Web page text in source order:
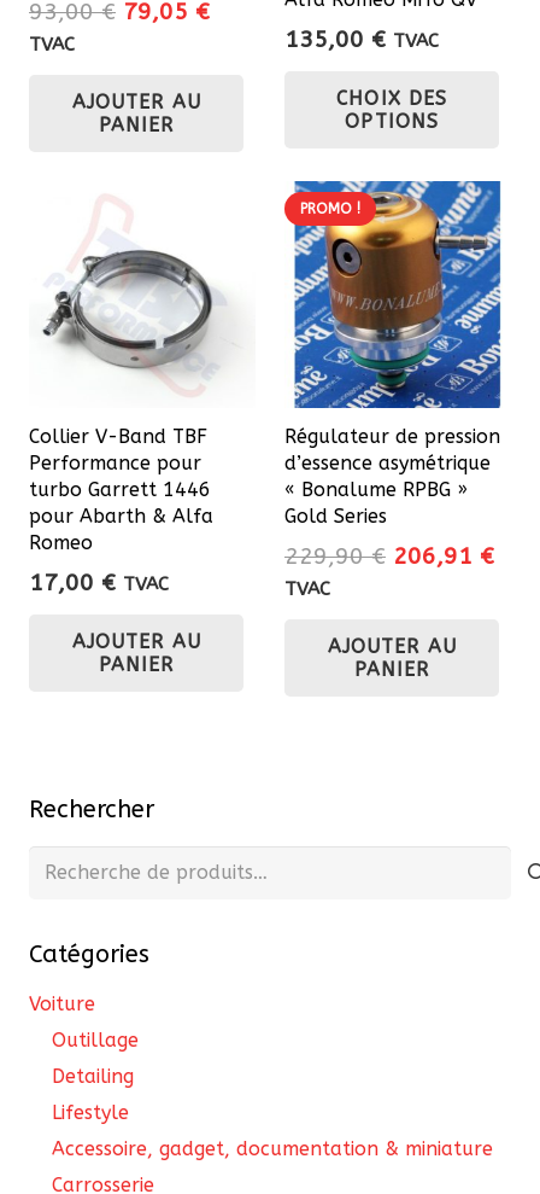
93,00€ Le
était :
93,00 €.
79,05 €Le
TVAC
AJOUTER AU
PANIER
135,00 € TVAC
CHOIX DES
OPTIONS
Collier V-Band TBF
Performance pour
turbo Garrett 1446
pour Abarth & Alfa
Romeo
17,00 € TVAC
AJOUTER AU
PANIER
PROMO !
Régulateur de pression
d’essence asymétrique
« Bonalume RPBG »
Gold Series
229,90€ Le
était :
229,90 €.
206,91 €Le
TVAC
AJOUTER AU
PANIER
Rechercher
Recherche
Catégories
Voiture
Outillage
Detailing
Lifestyle
Accessoire, gadget, documentation & miniature
Carrosserie